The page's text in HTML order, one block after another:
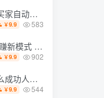
虚拟月入1-5万
￥9.9 583
双手持续变现
￥9.9 902
都很旺盛？
￥9.9 544
虚拟月入1-5万
￥9.9 583
双手持续变现
￥9.9 902
都很旺盛？
￥9.9 544